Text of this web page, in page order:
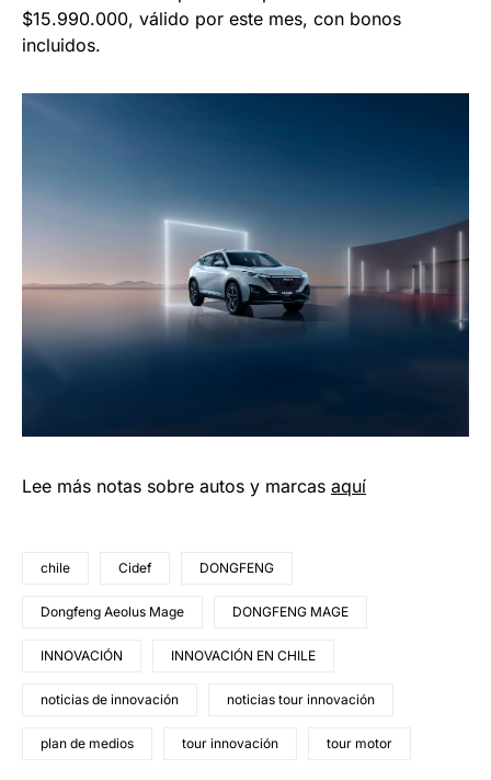
$15.990.000, válido por este mes, con bonos
incluidos.
Lee más notas sobre autos y marcas aquí
chile Cidef DONGFENG
Dongfeng Aeolus Mage DONGFENG MAGE
INNOVACIÓN INNOVACIÓN EN CHILE
noticias de innovación noticias tour innovación
plan de medios tour innovación tour motor